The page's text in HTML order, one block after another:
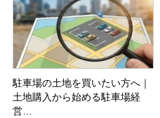
駐車場の土地を買いたい方へ｜
土地購入から始める駐車場経
営…